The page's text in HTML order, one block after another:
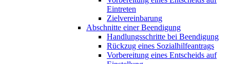
Eintreten
Zielvereinbarung
Abschnitte einer Beendigung
Handlungsschritte bei Beendigung
Rückzug eines Sozialhilfeantrags
Vorbereitung eines Entscheids auf